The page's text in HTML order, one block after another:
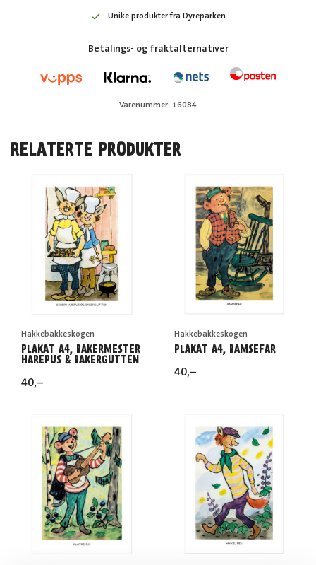
Unike produkter fra Dyreparken
Betalings- og fraktalternativer
Varenummer: 16084
RELATERTE PRODUKTER
Hakkebakkeskogen
PLAKAT A4, BAKERMESTER
HAREPUS & BAKERGUTTEN
40,–
Hakkebakkeskogen
PLAKAT A4, BAMSEFAR
40,–